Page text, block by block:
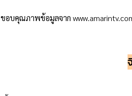
ขอบคุณภาพข้อมูลจาก